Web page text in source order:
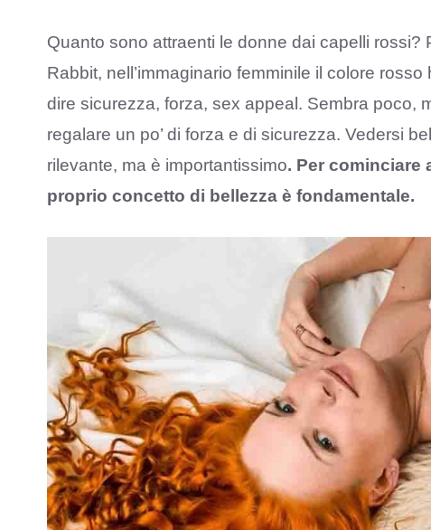
Quanto sono attraenti le donne dai capelli
Rabbit, nell’immaginario femminile il colore
dire sicurezza, forza, sex appeal. Sembra poco,
regalare un po’ di forza e di sicurezza. Vedersi
rilevante, ma è importantissimo. Per cominciare
proprio concetto di bellezza è fondamentale.